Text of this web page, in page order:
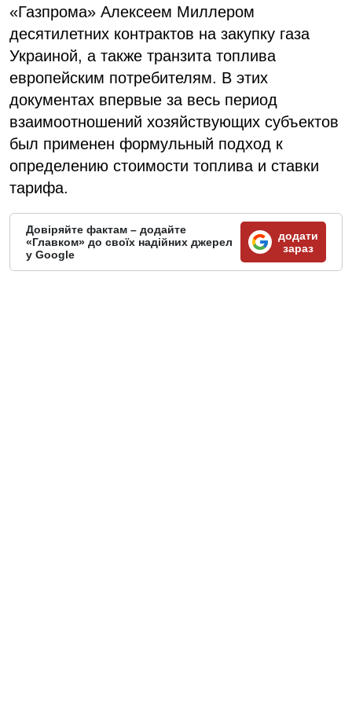
«Газпрома» Алексеем Миллером
десятилетних контрактов на закупку газа
Украиной, а также транзита топлива
европейским потребителям. В этих
документах впервые за весь период
взаимоотношений хозяйствующих субъектов
был применен формульный подход к
определению стоимости топлива и ставки
тарифа.
Довіряйте фактам – додайте
«Главком» до своїх надійних джерел
у Google
додати
зараз